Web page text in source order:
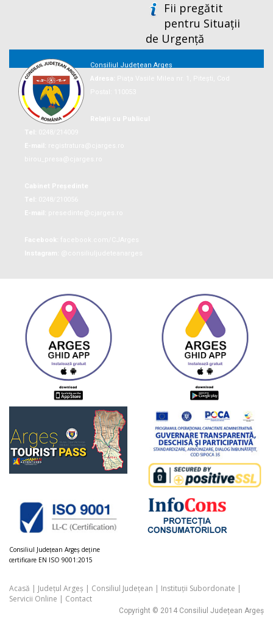
Fii pregătit
pentru Situații
de Urgență
Consiliul Județean Argeș
Consiliul Judeţean Argeș deţine
certificare EN ISO 9001:2015
Acasă | Județul Argeș | Consiliul Județean | Instituții Subordonate |
Servicii Online | Contact
Copyright © 2014 Consiliul Județean Argeș